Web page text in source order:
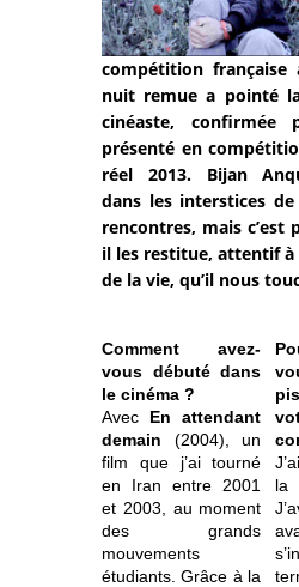
compétition française
nuit remue a pointé la
cinéaste, confirmée
présenté en
réel 2013. Bijan
dans les interstices
rencontres, mais c’est
il les restitue, attentif à
de la vie, qu’il nous
Comment avez-
vous débuté dans
le cinéma ?
Avec En attendant
demain (2004), un
film que j’ai tourné
en Iran entre 2001
et 2003, au moment
des grands
mouvements
étudiants. Grâce à la
la